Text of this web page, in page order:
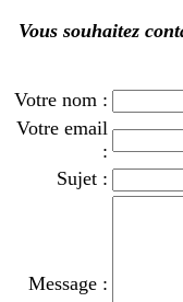
Vous souhaitez
Votre nom :
Votre email
:
Sujet :
Message :